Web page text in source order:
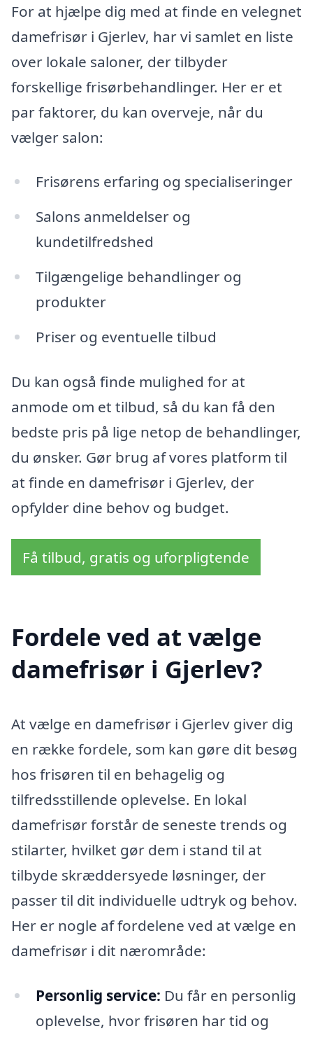
For at hjælpe dig med at finde en velegnet
damefrisør i Gjerlev, har vi samlet en liste
over lokale saloner, der tilbyder
forskellige frisørbehandlinger. Her er et
par faktorer, du kan overveje, når du
vælger salon:
Frisørens erfaring og specialiseringer
Salons anmeldelser og
kundetilfredshed
Tilgængelige behandlinger og
produkter
Priser og eventuelle tilbud
Du kan også finde mulighed for at
anmode om et tilbud, så du kan få den
bedste pris på lige netop de behandlinger,
du ønsker. Gør brug af vores platform til
at finde en damefrisør i Gjerlev, der
opfylder dine behov og budget.
Få tilbud, gratis og uforpligtende
Fordele ved at vælge
damefrisør i Gjerlev?
At vælge en damefrisør i Gjerlev giver dig
en række fordele, som kan gøre dit besøg
hos frisøren til en behagelig og
tilfredsstillende oplevelse. En lokal
damefrisør forstår de seneste trends og
stilarter, hvilket gør dem i stand til at
tilbyde skræddersyede løsninger, der
passer til dit individuelle udtryk og behov.
Her er nogle af fordelene ved at vælge en
damefrisør i dit nærområde:
Personlig service: Du får en personlig
oplevelse, hvor frisøren har tid og